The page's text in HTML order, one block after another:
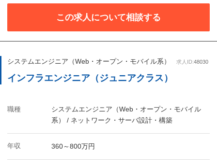
この求人について相談する
システムエンジニア（Web・オープン・モバイル系） 求人ID:48030
インフラエンジニア（ジュニアクラス）
職種
システムエンジニア（Web・オープン・モバイル
系） / ネットワーク・サーバ設計・構築
年収 360～800万円